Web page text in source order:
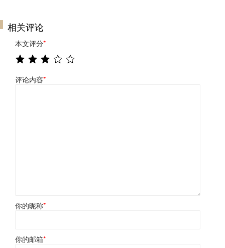
相关评论
本文评分*
评论内容*
你的昵称*
你的邮箱*